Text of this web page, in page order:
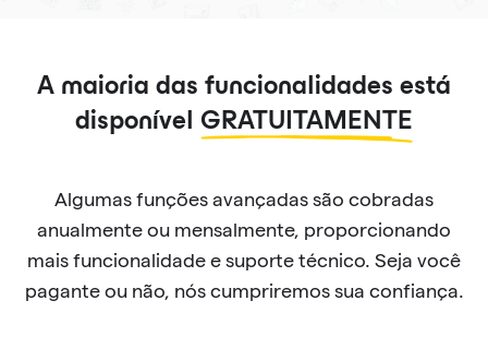
A maioria das funcionalidades está
disponível GRATUITAMENTE
Algumas funções avançadas são cobradas
anualmente ou mensalmente, proporcionando
mais funcionalidade e suporte técnico. Seja você
pagante ou não, nós cumpriremos sua confiança.